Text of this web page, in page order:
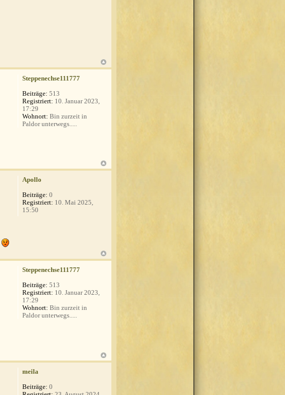
Steppenechse111777
Beiträge: 513
Registriert: 10. Januar 2023,
17:29
Wohnort: Bin zurzeit in
Paldor unterwegs.....
Apollo
Beiträge: 0
Registriert: 10. Mai 2025,
15:50
Steppenechse111777
Beiträge: 513
Registriert: 10. Januar 2023,
17:29
Wohnort: Bin zurzeit in
Paldor unterwegs.....
meila
Beiträge: 0